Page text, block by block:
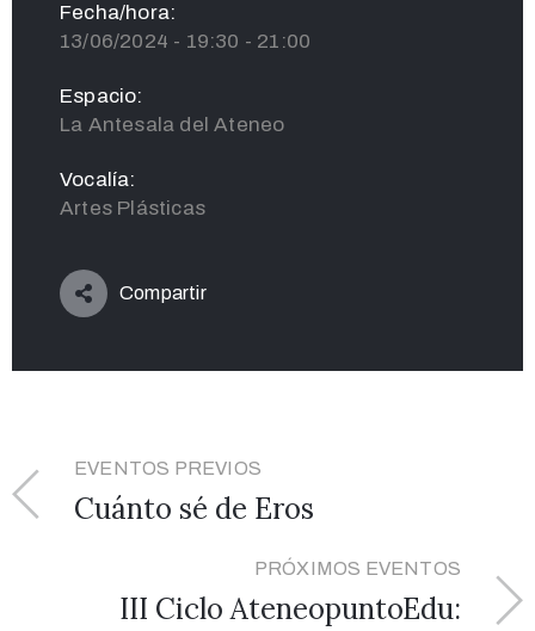
Fecha/hora:
13/06/2024 - 19:30 - 21:00
Espacio:
La Antesala del Ateneo
Vocalía:
Artes Plásticas
Compartir
EVENTOS PREVIOS
Cuánto sé de Eros
PRÓXIMOS EVENTOS
III Ciclo AteneopuntoEdu: